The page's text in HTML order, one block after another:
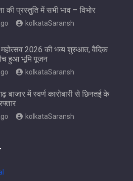
की प्रस्तुति में सभी भाव – विभोर
kolkataSaransh
महोत्सव 2026 की भव्य शुरुआत, वैदिक
हुआ भूमि पूजन
kolkataSaransh
बाजार में स्वर्ण कारोबारी से छिनतई के
kolkataSaransh